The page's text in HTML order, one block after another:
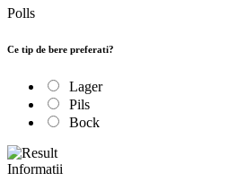
Polls
Ce tip de bere preferati?
Lager
Pils
Bock
Informatii